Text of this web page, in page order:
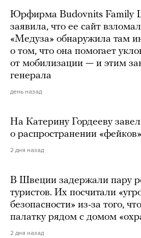
Юрфирма Budovnits Family
заявила, что ее сайт
«Медуза» обнаружила там
о том, что она помогает
от мобилизации — и этим
генерала
день назад
На Катерину Гордееву
о распространении
2 дня назад
В Швеции задержали пару
туристов. Их посчитали
безопасности» из-за того,
палатку рядом с домом
2 дня назад